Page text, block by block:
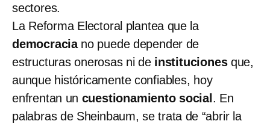
sectores.
La Reforma Electoral plantea que la
democraciano puede depender de
estructuras onerosas ni de institucionesque,
aunque históricamente confiables, hoy
enfrentan un cuestionamiento social . En
palabras de Sheinbaum, se trata de “abrir la